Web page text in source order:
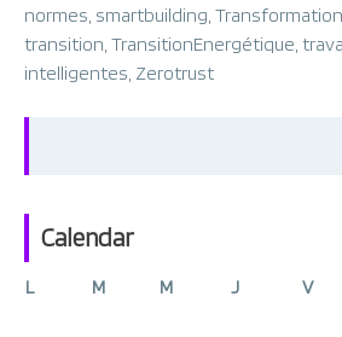
normes, smartbuilding,
transition, TransitionEnergétique,
intelligentes, Zerotrust
Calendar
L M M J V